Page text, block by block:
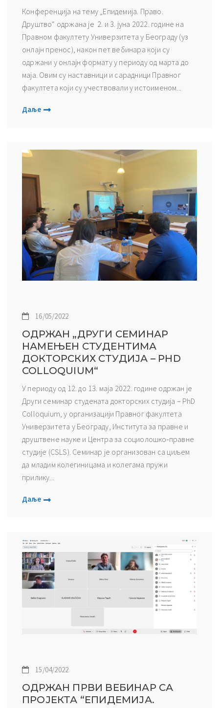
Конференција на тему „Епидемија. Право.
Друштво“ одржана је 2. и 3. јуна 2022. године на
Правном факултету Универзитета у Београду (уз
онлајн пренос), након пет вебинара који су
одржани у онлајн формату у периоду од марта до
маја. Овим су наставници и сарадници Правног
факултета који су учествовали у истоименом...
Даље
16/05/2022
ОДРЖАН „ДРУГИ СЕМИНАР
НАМЕЊЕН СТУДЕНТИМА
ДОКТОРСКИХ СТУДИЈА – PHD
COLLOQUIUM“
У периоду од 12. до 13. маја 2022. године одржан је
Други семинар студената докторских студија – PhD
Colloquium, у организацији Правног факултета
Универзитета у Београду, Института за правне и
друштвене науке и Центра за социолошко-правне
студије (CSLS). Семинар је организован са циљем
да младим колегиницама и колегама пружи
прилику...
Даље
15/04/2022
ОДРЖАН ПРВИ ВЕБИНАР СА
ПРОЈЕКТА “ЕПИДЕМИЈА.